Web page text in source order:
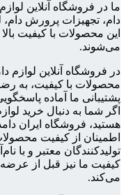
ما در فروشگاه آنلاین
دام، تجهیزات پرورش دام،
این محصولات با کیفیت
می‌شوند.
در فروشگاه آنلاین لوازم
محصولات با کیفیت، به
پشتیبانی ما آماده
اگر شما به دنبال خرید
هستید، فروشگاه ایران
اطمینان از کیفیت
تولیدکنندگان معتبر و با
کیفیت ما نیز قبل از
می‌کند.